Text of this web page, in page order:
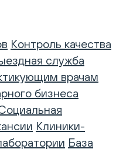
Контроль качества
служба
врачам
бизнеса
Клиники-
База